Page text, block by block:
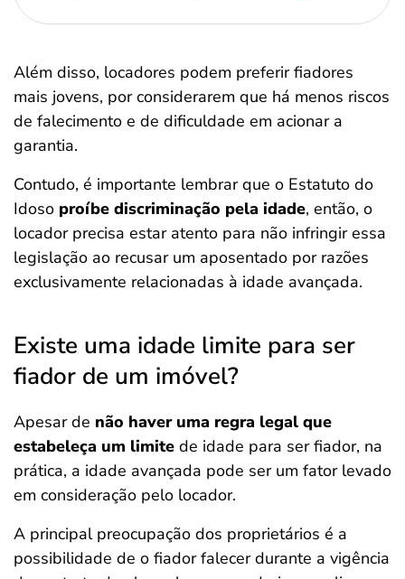
Além disso, locadores podem preferir fiadores
mais jovens, por considerarem que há menos riscos
de falecimento e de dificuldade em acionar a
garantia.
Contudo, é importante lembrar que o Estatuto do
Idoso proíbe discriminação pela idade, então, o
locador precisa estar atento para não infringir essa
legislação ao recusar um aposentado por razões
exclusivamente relacionadas à idade avançada.
Existe uma idade limite para ser
fiador de um imóvel?
Apesar de não haver uma regra legal que
estabeleça um limite de idade para ser fiador, na
prática, a idade avançada pode ser um fator levado
em consideração pelo locador.
A principal preocupação dos proprietários é a
possibilidade de o fiador falecer durante a vigência